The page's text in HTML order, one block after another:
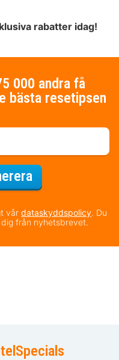
rabatter idag!
000 andra få
bästa resetipsen
vår dataskyddspolicy. Du
från nyhetsbrevet.